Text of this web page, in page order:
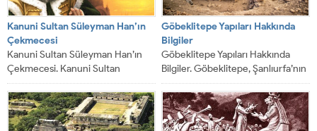
Kanuni Sultan Süleyman Han’ın
Çekmecesi
Kanuni Sultan Süleyman Han’ın
Çekmecesi. Kanuni Sultan
Süleyman Han 1566 (H.974)
senesinde vefat edince, cenaze
namazını...
Göbeklitepe Yapıları Hakkında
Bilgiler
Göbeklitepe Yapıları Hakkında
Bilgiler. Göbeklitepe, Şanlıurfa’nın
kuzeydoğusunda Örencik köyü
yakınlarında bulunan ve ilk
Arkeolojik kazıların...